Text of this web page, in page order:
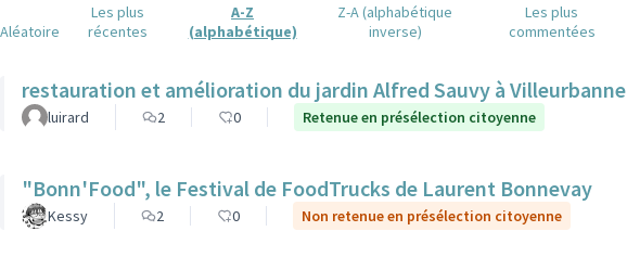
Aléatoire
Les plus
récentes
A-Z
(alphabétique)
Z-A (alphabétique
inverse)
Les plus
commentées
restauration et amélioration du jardin Alfred Sauvy à Villeurbanne
luirard 2 0 Retenue en présélection citoyenne
"Bonn'Food", le Festival de FoodTrucks de Laurent Bonnevay
Kessy 2 0 Non retenue en présélection citoyenne